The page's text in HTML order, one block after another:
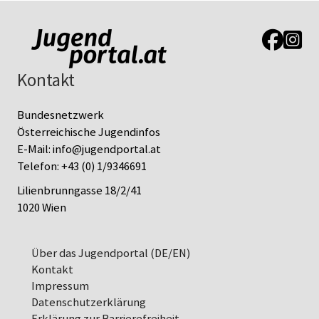
Link zur
Link
Kontakt
Bundesnetzwerk
Österreichische Jugendinfos
E-Mail:info@jugendportal.at
Telefon:+43 (0) 1/9346691
Lilienbrunngasse 18/2/41
1020 Wien
Über das Jugendportal (DE/EN)
Kontakt
Impressum
Datenschutz­erklärung